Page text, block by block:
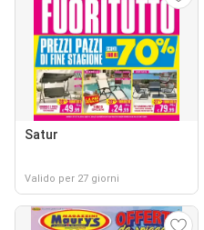
Satur
Valido per 27 giorni